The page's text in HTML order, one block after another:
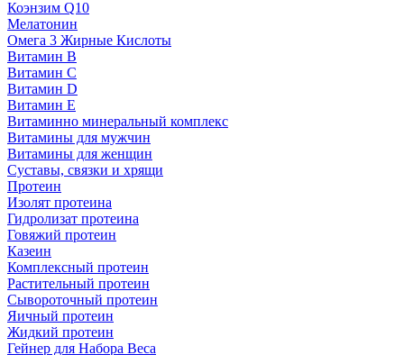
Коэнзим Q10
Мелатонин
Омега 3 Жирные Кислоты
Витамин B
Витамин C
Витамин D
Витамин E
Витаминно минеральный комплекс
Витамины для мужчин
Витамины для женщин
Суставы, связки и хрящи
Протеин
Изолят протеина
Гидролизат протеина
Говяжий протеин
Казеин
Комплексный протеин
Растительный протеин
Сывороточный протеин
Яичный протеин
Жидкий протеин
Гейнер для Набора Веса